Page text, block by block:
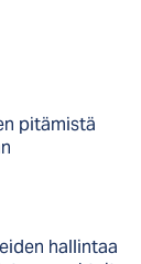
pitämistä
hallintaa